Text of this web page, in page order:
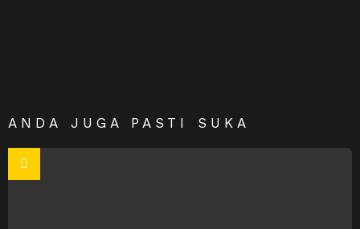
ANDA JUGA PASTI SUKA